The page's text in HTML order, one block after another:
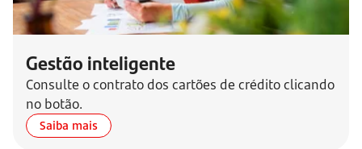
Gestão inteligente
Consulte o contrato dos cartões de crédito clicando
no botão.
Saiba mais